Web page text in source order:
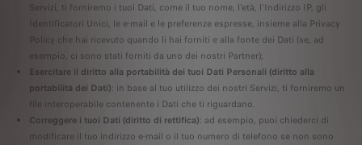
Servizi, ti forniremo i tuoi Dati, come il tuo nome, l'età, l'Indirizzo IP, gli
Identificatori Unici, le e-mail e le preferenze espresse, insieme alla Privacy
Policy che hai ricevuto quando li hai forniti e alla fonte dei Dati (se, ad
esempio, ci sono stati forniti da uno dei nostri Partner);
Esercitare il diritto alla portabilità dei tuoi Dati Personali (diritto alla
portabilità dei Dati): in base al tuo utilizzo dei nostri Servizi, ti forniremo un
file interoperabile contenente i Dati che ti riguardano.
Correggere i tuoi Dati (diritto di rettifica): ad esempio, puoi chiederci di
modificare il tuo indirizzo e-mail o il tuo numero di telefono se non sono